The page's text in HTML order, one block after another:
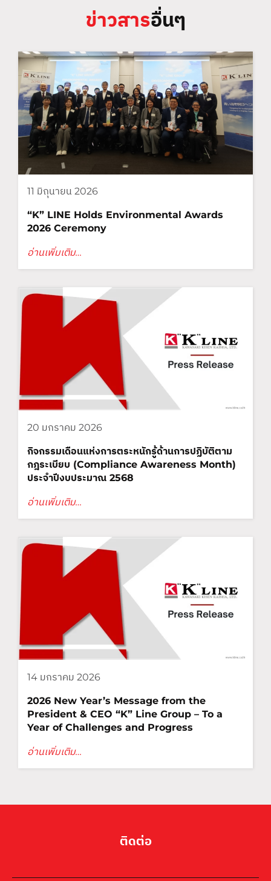
ข่าวสารอื่นๆ
11 มิถุนายน 2026
“K” LINE Holds Environmental Awards
2026 Ceremony
อ่านเพิ่มเติม…
20 มกราคม 2026
กิจกรรมเดือนแห่งการตระหนักรู้ด้านการปฏิบัติตาม
กฎระเบียบ (Compliance Awareness Month)
ประจำปีงบประมาณ 2568
อ่านเพิ่มเติม…
14 มกราคม 2026
2026 New Year’s Message from the
President & CEO “K” Line Group – To a
Year of Challenges and Progress
อ่านเพิ่มเติม…
ติดต่อ